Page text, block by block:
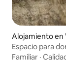
Alojamiento
Espacio para
pequeños
Familiar ·